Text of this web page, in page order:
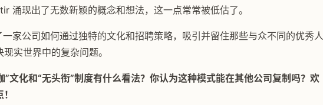
涌现出了无数新颖的概念和想法，这一点常常被低估了。
家公司如何通过独特的文化和招聘策略，吸引并留住那些与众不同的优秀人
实世界中的复杂问题。
文化和“无头衔”制度有什么看法？你认为这种模式能在其他公司复制吗？欢